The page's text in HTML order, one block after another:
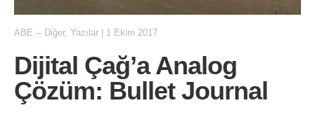
ABE -- Diğer, Yazılar 1 Ekim 2017
Dijital Çağ’a Analog
Çözüm: Bullet Journal